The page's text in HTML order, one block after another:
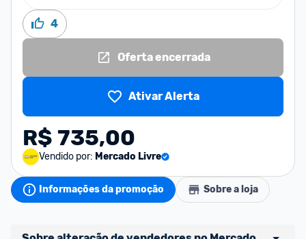
4
Oferta encerrada
Ativar Alerta
R$ 735,00
Vendido por: Mercado Livre
Informações da promoção Sobre a loja